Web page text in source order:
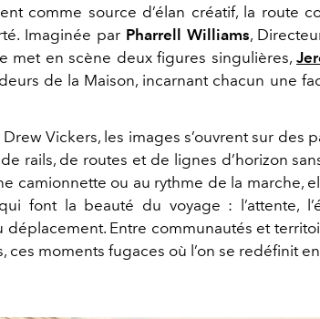
comme source d’élan créatif, la route
Imaginée par Pharrell Williams,
met en scène deux figures singulières,
de la Maison, incarnant chacun une
Vickers, les images s’ouvrent sur des
rails, de routes et de lignes d’horizon
camionnette ou au rythme de la marche,
font la beauté du voyage : l’attente,
Entre communautés et
ces moments fugaces où l’on se redéfinit